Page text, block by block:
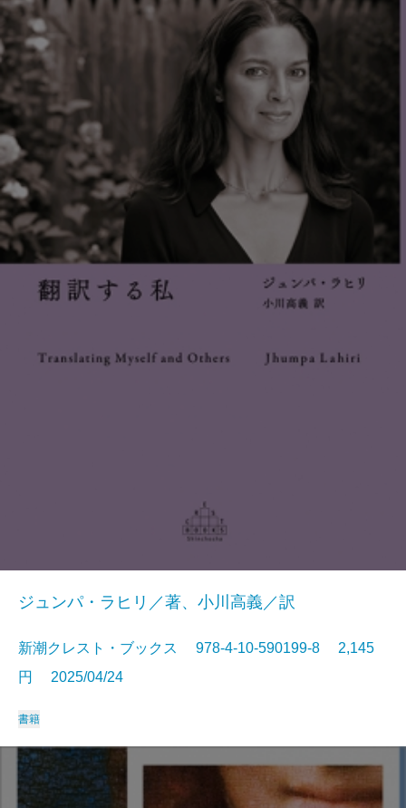
ジュンパ・ラヒリ／著、小川高義／訳
新潮クレスト・ブックス 978-4-10-590199-8 2,145
円 2025/04/24
書籍